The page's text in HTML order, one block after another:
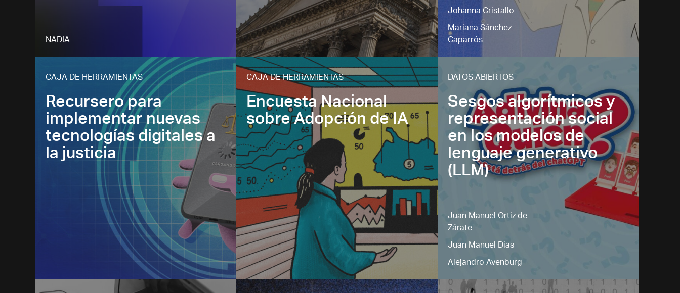
NADIA
Johanna Cristallo
Mariana Sánchez
Caparrós
CAJA DE HERRAMIENTAS
Recursero para
implementar nuevas
tecnologías digitales a
la justicia
CAJA DE HERRAMIENTAS
Encuesta Nacional
sobre Adopción de IA
DATOS ABIERTOS
Sesgos algorítmicos y
representación social
en los modelos de
lenguaje generativo
(LLM)
Juan Manuel Ortiz de
Zárate
Juan Manuel Dias
Alejandro Avenburg